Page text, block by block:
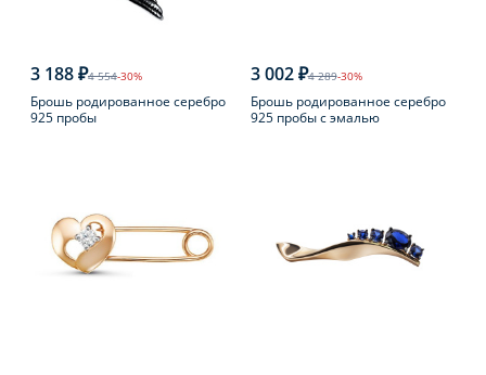
3 188 ₽4 554-30%
Брошь родированное серебро
925 пробы
3 002 ₽4 289-30%
Брошь родированное серебро
925 пробы с эмалью